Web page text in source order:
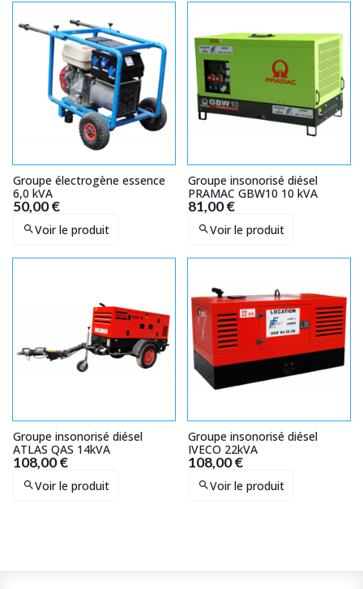
Groupe électrogène essence
6,0 kVA
50,00 €
Voir le produit
Groupe insonorisé diésel
PRAMAC GBW10 10 kVA
81,00 €
Voir le produit
Groupe insonorisé diésel
ATLAS QAS 14kVA
108,00 €
Voir le produit
Groupe insonorisé diésel
IVECO 22kVA
108,00 €
Voir le produit